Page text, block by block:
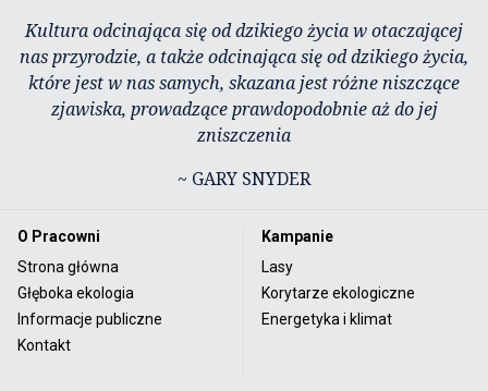
Kultura odcinająca się od dzikiego życia w otaczającej
nas przyrodzie, a także odcinająca się od dzikiego życia,
które jest w nas samych, skazana jest różne niszczące
zjawiska, prowadzące prawdopodobnie aż do jej
zniszczenia
~ GARY SNYDER
O Pracowni
Strona główna
Głęboka ekologia
Informacje publiczne
Kontakt
Kampanie
Lasy
Korytarze ekologiczne
Energetyka i klimat